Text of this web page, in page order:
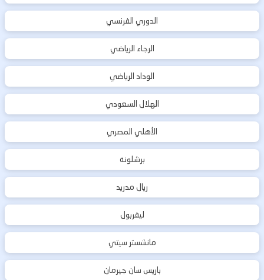
الدوري الفرنسي
الرجاء الرياضي
الوداد الرياضي
الهلال السعودي
الأهلي المصري
برشلونة
ريال مدريد
ليفربول
مانشستر سيتي
باريس سان جيرمان